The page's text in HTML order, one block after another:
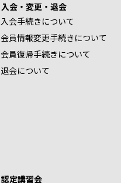
入会・変更・退会
入会手続きについて
会員情報変更手続きについて
会員復帰手続きについて
退会について
認定講習会